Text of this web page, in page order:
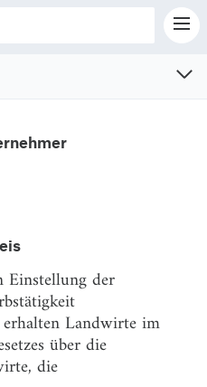
Einstellung der
Landwirte im
über die
die